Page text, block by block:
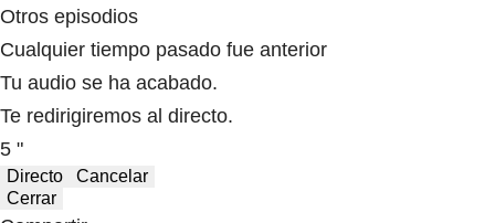
Otros episodios
Cualquier tiempo pasado fue anterior
Tu audio se ha acabado.
Te redirigiremos al directo.
5 "
Directo
Cancelar
Cerrar